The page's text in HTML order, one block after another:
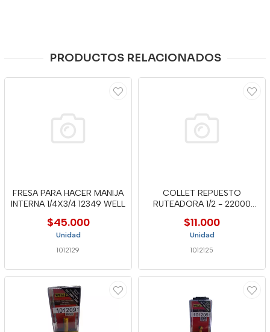
PRODUCTOS RELACIONADOS
FRESA PARA HACER MANIJA
INTERNA 1/4X3/4 12349 WELL
$45.000
Unidad
1012129
COLLET REPUESTO
RUTEADORA 1/2 - 22000
$11.000
Unidad
1012125